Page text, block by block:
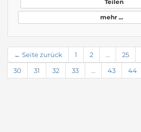
Teilen
mehr ...
← Seite zurück 1 2 … 25
30
31 32 33 … 43 44